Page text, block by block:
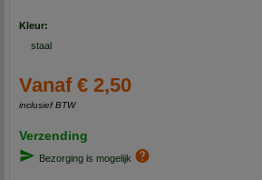
Kleur:
staal
Vanaf € 2,50
inclusief BTW
Verzending
Bezorging is mogelijk